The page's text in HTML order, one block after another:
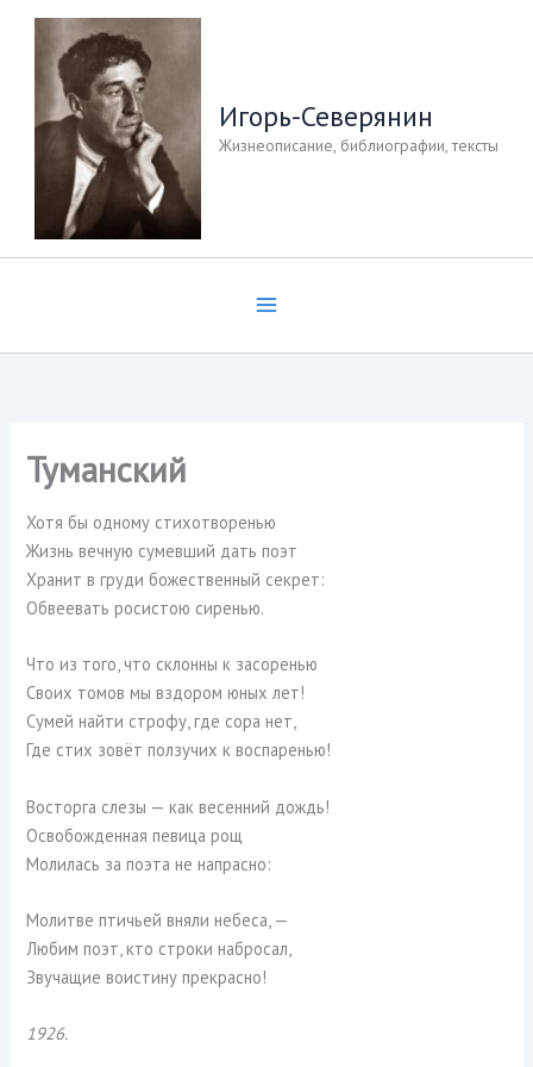
Перейти
содержимому
Игорь-Северянин
Жизнеописание, библиографии, тексты
Туманский
Хотя бы одному стихотворенью
Жизнь вечную сумевший дать поэт
Хранит в груди божественный секрет:
Обвеевать росистою сиренью.
Что из того, что склонны к засоренью
Своих томов мы вздором юных лет!
Сумей найти строфу, где сора нет,
Где стих зовёт ползучих к воспаренью!
Восторга слезы — как весенний дождь!
Освобожденная певица рощ
Молилась за поэта не напрасно:
Молитве птичьей вняли небеса, —
Любим поэт, кто строки набросал,
Звучащие воистину прекрасно!
1926.